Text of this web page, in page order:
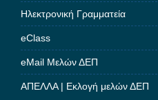
Ηλεκτρονική Γραμματεία
eClass
eMail Μελών ΔΕΠ
ΑΠΕΛΛΑ | Εκλογή μελών ΔΕΠ